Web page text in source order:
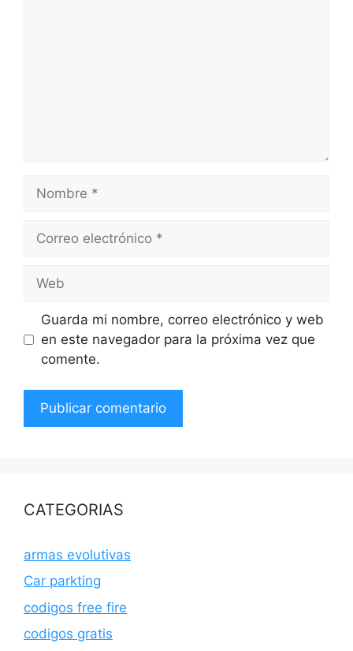
Nombre
Correo
Web
Guarda mi nombre, correo electrónico y web
en este navegador para la próxima vez que
comente.
CATEGORIAS
armas evolutivas
Car parkting
codigos free fire
codigos gratis